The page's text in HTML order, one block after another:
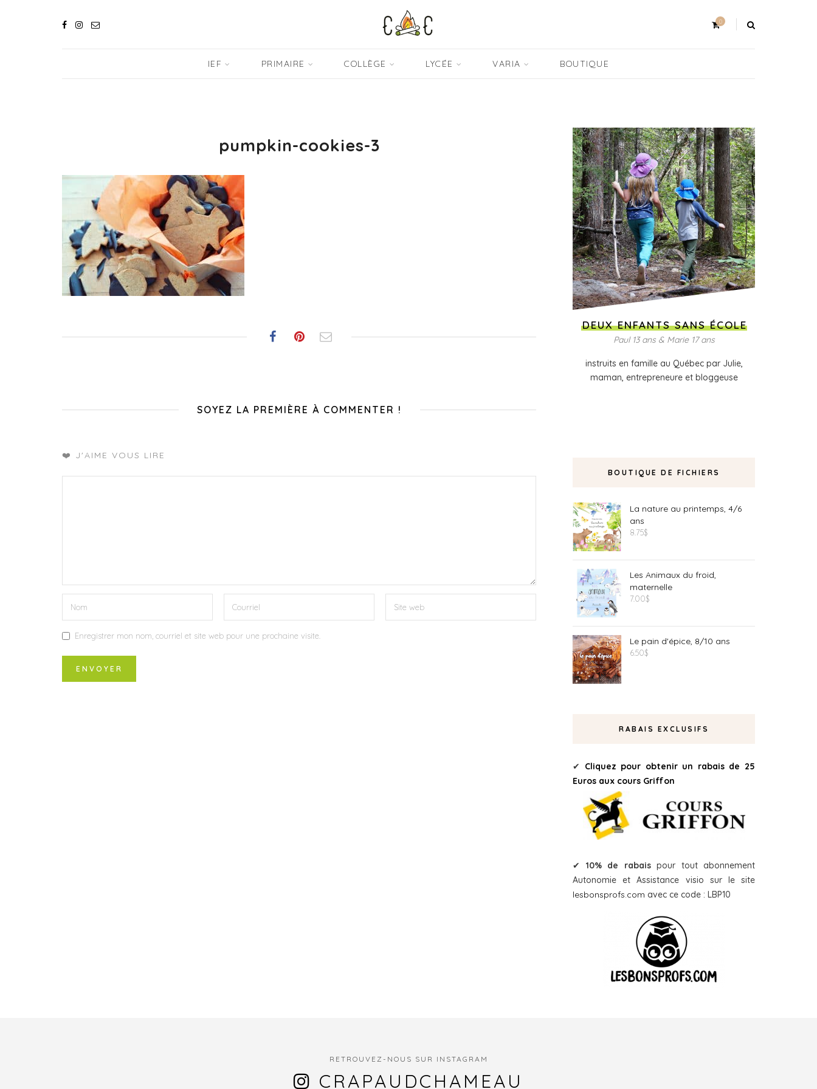
0
IEF PRIMAIRE COLLÈGE LYCÉE VARIA BOUTIQUE
pumpkin-cookies-3
SOYEZ LA PREMIÈRE À COMMENTER !
❤️ J'AIME VOUS LIRE
Enregistrer mon nom, courriel et site web pour une prochaine visite.
DEUX ENFANTS SANS ÉCOLE
Paul 13 ans & Marie 17 ans
instruits en famille au Québec par Julie,
maman, entrepreneure et bloggeuse
BOUTIQUE DE FICHIERS
La nature au printemps, 4/6
ans
8.75$
Les Animaux du froid,
maternelle
7.00$
Le pain d'épice, 8/10 ans
6.50$
RABAIS EXCLUSIFS
✔ Cliquez pour obtenir un rabais de 25
Euros aux cours Griffon
✔ 10% de rabaispour tout abonnement
Autonomie et Assistance visio sur le site
lesbonsprofs.com avec ce code : LBP10
RETROUVEZ-NOUS SUR INSTAGRAM
CRAPAUDCHAMEAU